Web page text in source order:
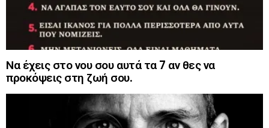
Να έχεις στο νου σου αυτά τα 7 αν θες να
προκόψεις στη ζωή σου.